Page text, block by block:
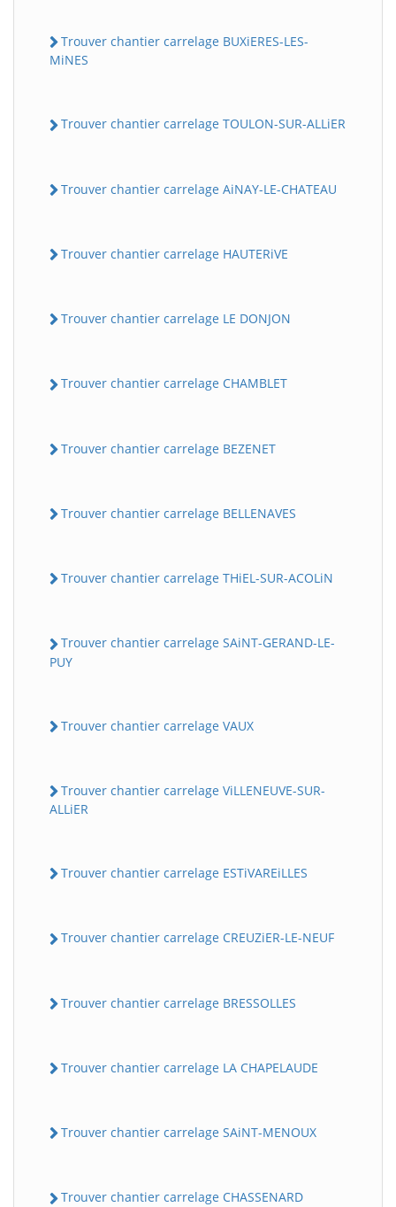
Trouver chantier carrelage BUXiERES-LES-
MiNES
Trouver chantier carrelage TOULON-SUR-ALLiER
Trouver chantier carrelage AiNAY-LE-CHATEAU
Trouver chantier carrelage HAUTERiVE
Trouver chantier carrelage LE DONJON
Trouver chantier carrelage CHAMBLET
Trouver chantier carrelage BEZENET
Trouver chantier carrelage BELLENAVES
Trouver chantier carrelage THiEL-SUR-ACOLiN
Trouver chantier carrelage SAiNT-GERAND-LE-
PUY
Trouver chantier carrelage VAUX
Trouver chantier carrelage ViLLENEUVE-SUR-
ALLiER
Trouver chantier carrelage ESTiVAREiLLES
Trouver chantier carrelage CREUZiER-LE-NEUF
Trouver chantier carrelage BRESSOLLES
Trouver chantier carrelage LA CHAPELAUDE
Trouver chantier carrelage SAiNT-MENOUX
Trouver chantier carrelage CHASSENARD